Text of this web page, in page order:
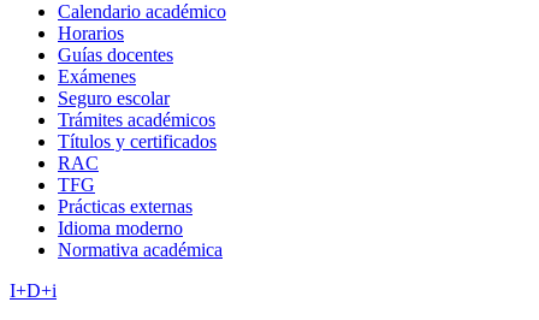
Calendario académico
Horarios
Guías docentes
Exámenes
Seguro escolar
Trámites académicos
Títulos y certificados
RAC
TFG
Prácticas externas
Idioma moderno
Normativa académica
I+D+i